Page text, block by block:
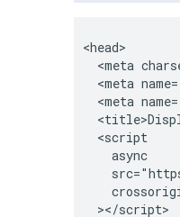
<head>
<meta
<meta
<meta
  <script
    async